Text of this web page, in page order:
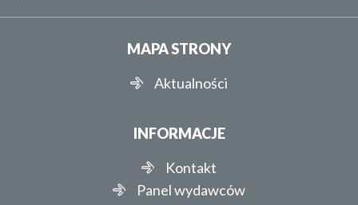
MAPA STRONY
Aktualności
INFORMACJE
Kontakt
Panel wydawców